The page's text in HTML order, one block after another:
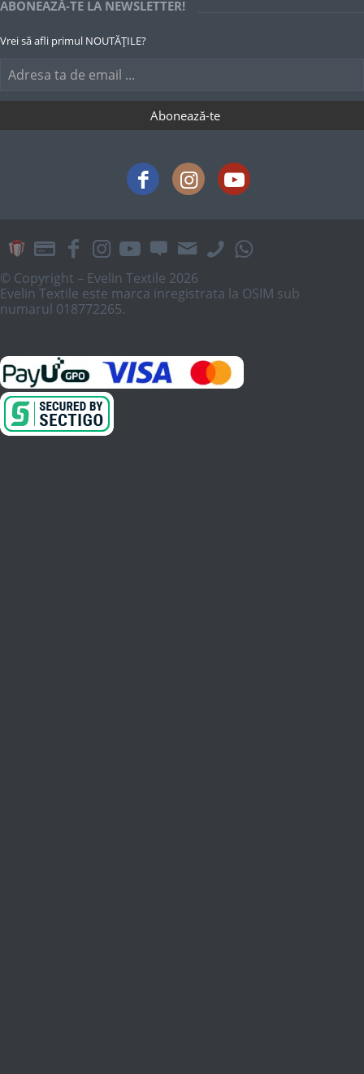
ABONEAZĂ-TE LA NEWSLETTER!
Vrei să afli primul NOUTĂȚILE?
© Copyright – Evelin Textile 2026
Evelin Textile este marca inregistrata la OSIM sub
numarul 018772265.